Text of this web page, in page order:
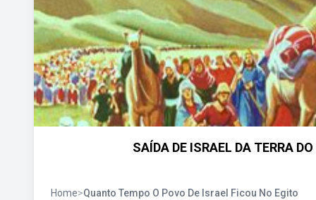
SAÍDA DE ISRAEL DA TERRA
Home>Quanto Tempo O Povo De Israel Ficou No Egito